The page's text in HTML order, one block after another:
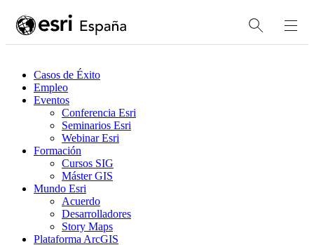
Casos de Éxito
Empleo
Eventos
Conferencia Esri
Seminarios Esri
Webinar Esri
Formación
Cursos SIG
Máster GIS
Mundo Esri
Acuerdo
Desarrolladores
Story Maps
Plataforma ArcGIS